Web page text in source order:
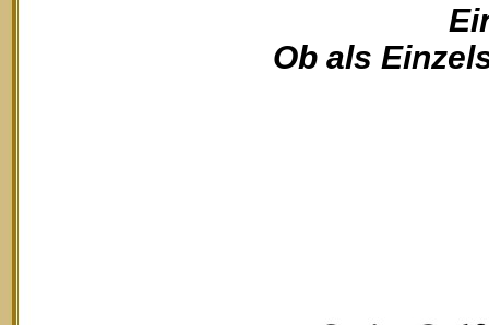
Ob als